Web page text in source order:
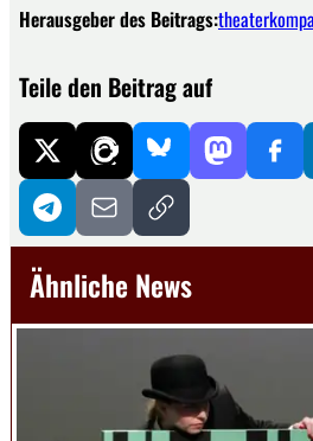
Herausgeber des Beitrags:
Teile den Beitrag auf
Ähnliche News